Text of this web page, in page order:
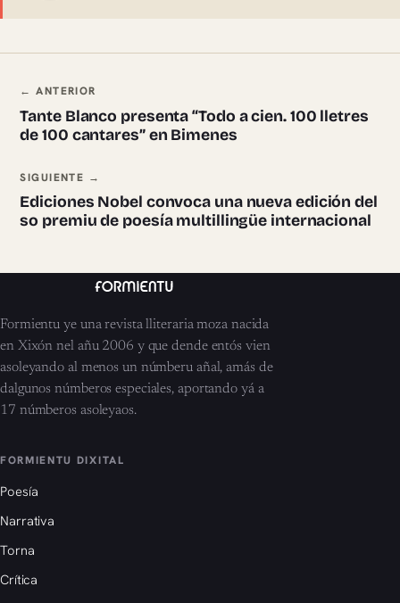
Navegación ente pieces
← ANTERIOR
Tante Blanco presenta “Todo a cien. 100 lletres
de 100 cantares” en Bimenes
SIGUIENTE →
Ediciones Nobel convoca una nueva edición del
so premiu de poesía multillingüe internacional
Formientu ye una revista lliteraria moza nacida
en Xixón nel añu 2006 y que dende entós vien
asoleyando al menos un númberu añal, amás de
dalgunos númberos especiales, aportando yá a
17 númberos asoleyaos.
FORMIENTU DIXITAL
Poesía
Narrativa
Torna
Crítica